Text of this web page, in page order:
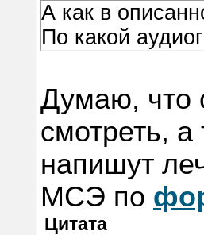
А как в
По какой
Думаю, что
смотреть, а
напишут
МСЭ по
Цитата